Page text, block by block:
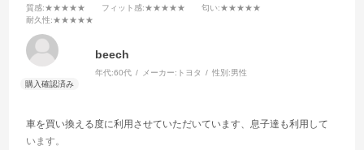
質感:★★★★★ フィット感:★★★★★ 匂い:★★★★★
耐久性:★★★★★
beech
年代:60代 メーカー: トヨタ 性別:男性
車を買い換える度に利用させていただいています、息子達も利用して
います。